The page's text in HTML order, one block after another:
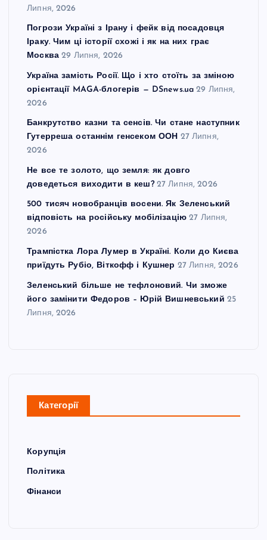
Липня, 2026
Погрози Україні з Ірану і фейк від посадовця
Іраку. Чим ці історії схожі і як на них грає
Москва 29 Липня, 2026
Україна замість Росії. Що і хто стоїть за зміною
орієнтації MAGA-блогерів — DSnews.ua 29 Липня,
2026
Банкрутство казни та сенсів. Чи стане наступник
Гутерреша останнім генсеком ООН 27 Липня,
2026
Не все те золото, що земля: як довго
доведеться виходити в кеш? 27 Липня, 2026
500 тисяч новобранців восени. Як Зеленський
відповість на російську мобілізацію 27 Липня,
2026
Трампістка Лора Лумер в Україні. Коли до Києва
приїдуть Рубіо, Віткофф і Кушнер 27 Липня, 2026
Зеленський більше не тефлоновий. Чи зможе
його замінити Федоров – Юрій Вишневський 25
Липня, 2026
Категорії
Корупція
Політика
Фінанси